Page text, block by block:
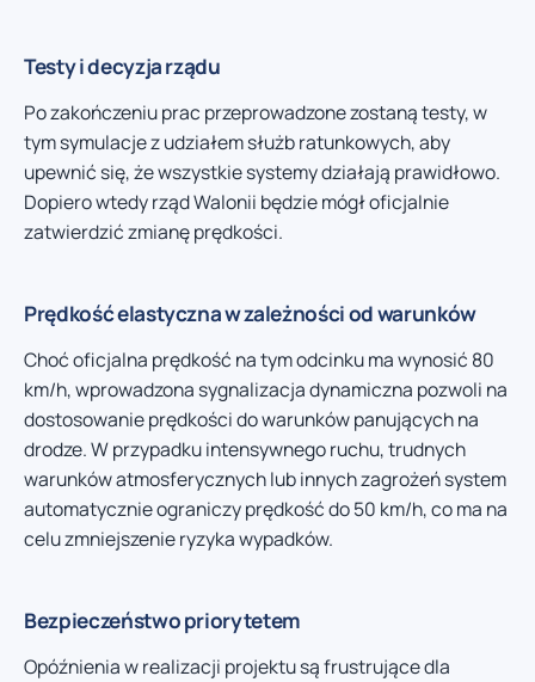
Testy i decyzja rządu
Po zakończeniu prac przeprowadzone zostaną testy, w
tym symulacje z udziałem służb ratunkowych, aby
upewnić się, że wszystkie systemy działają prawidłowo.
Dopiero wtedy rząd Walonii będzie mógł oficjalnie
zatwierdzić zmianę prędkości.
Prędkość elastyczna w zależności od warunków
Choć oficjalna prędkość na tym odcinku ma wynosić 80
km/h, wprowadzona sygnalizacja dynamiczna pozwoli na
dostosowanie prędkości do warunków panujących na
drodze. W przypadku intensywnego ruchu, trudnych
warunków atmosferycznych lub innych zagrożeń system
automatycznie ograniczy prędkość do 50 km/h, co ma na
celu zmniejszenie ryzyka wypadków.
Bezpieczeństwo priorytetem
Opóźnienia w realizacji projektu są frustrujące dla